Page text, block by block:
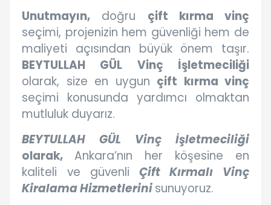
Unutmayın, doğru çift kırma vinç
seçimi, projenizin hem güvenliği hem de
maliyeti açısından büyük önem taşır.
BEYTULLAH GÜL Vinç İşletmeciliği
olarak, size en uygun çift kırma vinç
seçimi konusunda yardımcı olmaktan
mutluluk duyarız.
BEYTULLAH GÜL Vinç İşletmeciliği
olarak, Ankara’nın her köşesine en
kaliteli ve güvenli
Çift Kırmalı Vinç
Kiralama Hizmetlerinisunuyoruz.